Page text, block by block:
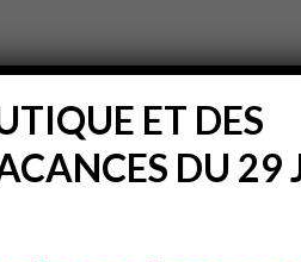
ET DES
DU 29